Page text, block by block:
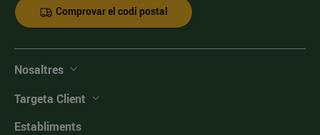
Comprovar el codi postal
Nosaltres
Targeta Client
Establiments